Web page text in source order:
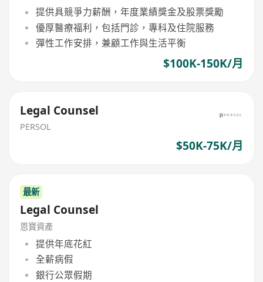
提供具競爭力薪酬，年度業績獎金及股票獎勵
優厚醫療福利，包括門診，專科及住院服務
彈性工作安排，兼顧工作與生活平衡
$100K-150K/月
Legal Counsel
PERSOL
$50K-75K/月
最新
Legal Counsel
恩寶資產
提供年底花紅
全薪病假
銀行公眾假期